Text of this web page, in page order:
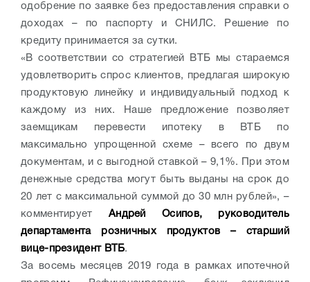
одобрение по заявке без предоставления справки о
доходах – по паспорту и СНИЛС. Решение по
кредиту принимается за сутки.
«В соответствии со стратегией ВТБ мы стараемся
удовлетворить спрос клиентов, предлагая широкую
продуктовую линейку и индивидуальный подход к
каждому из них. Наше предложение позволяет
заемщикам перевести ипотеку в ВТБ по
максимально упрощенной схеме – всего по двум
документам, и с выгодной ставкой – 9,1%. При этом
денежные средства могут быть выданы на срок до
20 лет с максимальной суммой до 30 млн рублей», –
комментирует Андрей Осипов, руководитель
департамента розничных продуктов – старший
вице-президент ВТБ.
За восемь месяцев 2019 года в рамках ипотечной